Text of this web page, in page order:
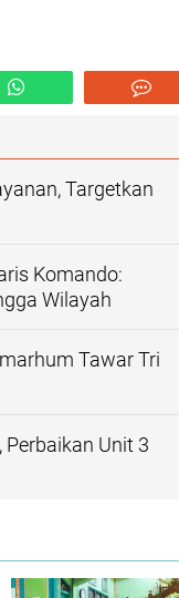
Targetkan
Komando:
Wilayah
Tawar Tri
Perbaikan Unit 3